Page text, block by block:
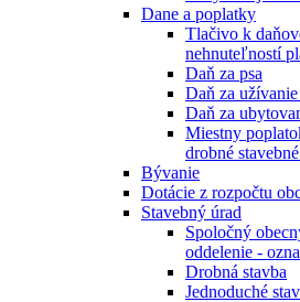
Dane a poplatky
Tlačivo k
nehnuteľností
Daň za psa
Daň za
Daň za
Miestny
drobné
Bývanie
Dotácie z rozpočtu
Stavebný úrad
Spoločný
oddelenie -
Drobná stavba
Jednoduché